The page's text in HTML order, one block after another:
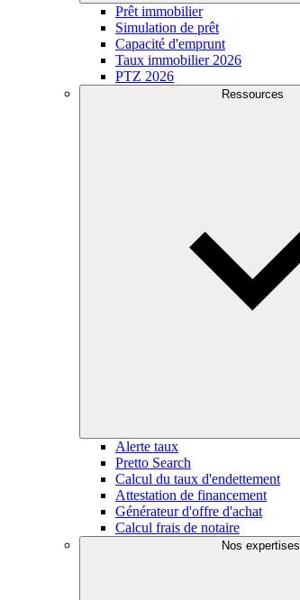
Prêt immobilier
Simulation de prêt
Capacité d'emprunt
Taux immobilier 2026
PTZ 2026
Ressources
Alerte taux
Pretto Search
Calcul du taux d'endettement
Attestation de financement
Générateur d'offre d'achat
Calcul frais de notaire
Nos expertises